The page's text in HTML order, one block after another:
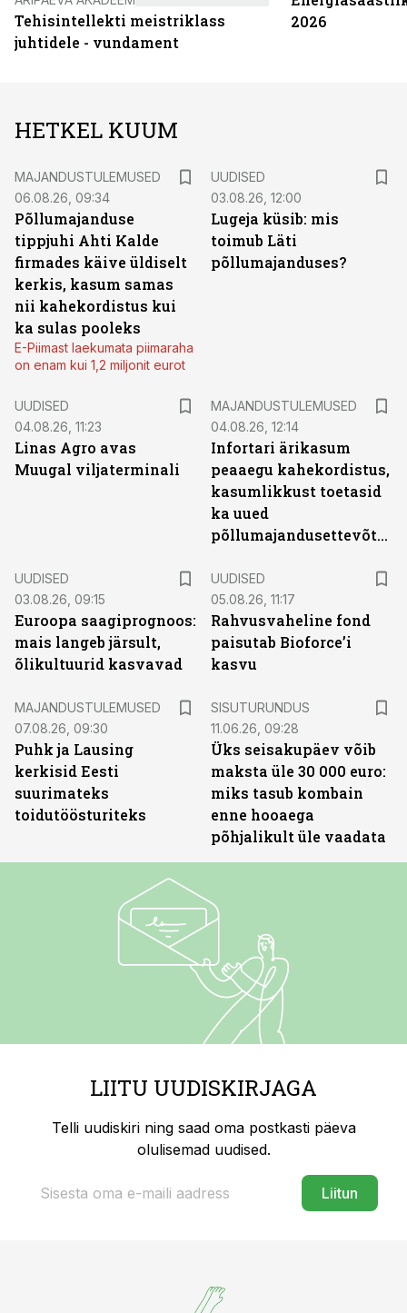
Tehisintellekti meistriklass
juhtidele - vundament
2026
HETKEL KUUM
MAJANDUSTULEMUSED
06.08.26, 09:34
Põllumajanduse
tippjuhi Ahti Kalde
firmades käive üldiselt
kerkis, kasum samas
nii kahekordistus kui
ka sulas pooleks
E-Piimast laekumata piimaraha
on enam kui 1,2 miljonit eurot
UUDISED
03.08.26, 12:00
Lugeja küsib: mis
toimub Läti
põllumajanduses?
UUDISED
04.08.26, 11:23
Linas Agro avas
Muugal viljaterminali
MAJANDUSTULEMUSED
04.08.26, 12:14
Infortari ärikasum
peaaegu kahekordistus,
kasumlikkust toetasid
ka uued
põllumajandusettevõtted
UUDISED
03.08.26, 09:15
Euroopa saagiprognoos:
mais langeb järsult,
õlikultuurid kasvavad
UUDISED
05.08.26, 11:17
Rahvusvaheline fond
paisutab Bioforce’i
kasvu
MAJANDUSTULEMUSED
07.08.26, 09:30
Puhk ja Lausing
kerkisid Eesti
suurimateks
toidutöösturiteks
SISUTURUNDUS
11.06.26, 09:28
Üks seisakupäev võib
maksta üle 30 000 euro:
miks tasub kombain
enne hooaega
põhjalikult üle vaadata
LIITU UUDISKIRJAGA
Telli uudiskiri ning saad oma postkasti päeva
olulisemad uudised.
Liitun